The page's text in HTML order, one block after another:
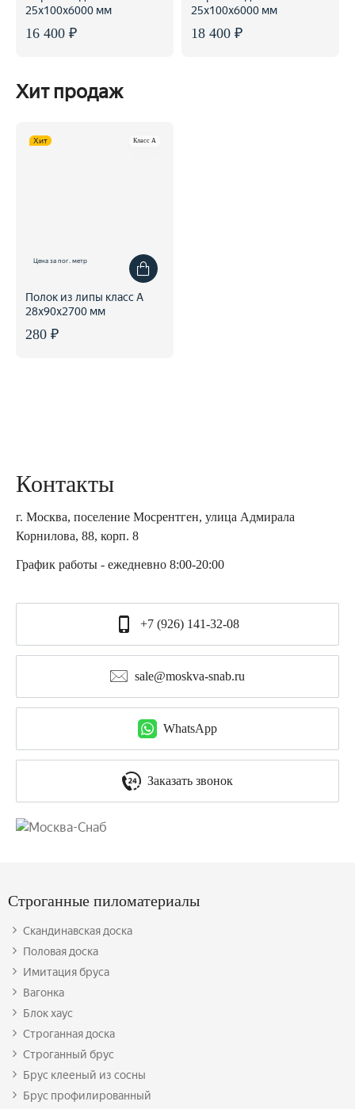
25x100x6000 мм
16 400 ₽
25x100x6000 мм
18 400 ₽
Хит продаж
Класс A
Хит
Цена за пог. метр
Полок из липы класс А
28x90x2700 мм
280 ₽
Контакты
г. Москва, поселение Мосрентген, улица Адмирала
Корнилова, 88, корп. 8
График работы - ежедневно 8:00-20:00
+7 (926) 141-32-08
sale@moskva-snab.ru
WhatsApp
Заказать звонок
Строганные пиломатериалы
Скандинавская доска
Половая доска
Имитация бруса
Вагонка
Блок хаус
Строганная доска
Строганный брус
Брус клееный из сосны
Брус профилированный